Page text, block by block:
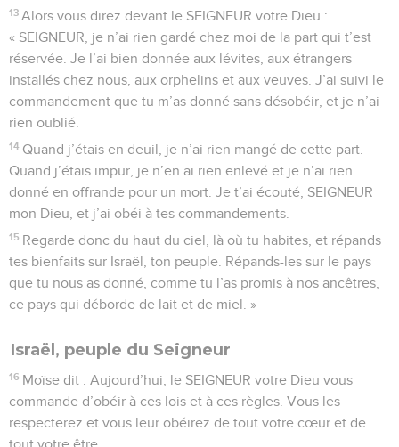
13 Alors vous direz devant le SEIGNEUR votre Dieu :
« SEIGNEUR, je n’ai rien gardé chez moi de la part qui t’est
réservée. Je l’ai bien donnée aux lévites, aux étrangers
installés chez nous, aux orphelins et aux veuves. J’ai suivi le
commandement que tu m’as donné sans désobéir, et je n’ai
rien oublié.
14 Quand j’étais en deuil, je n’ai rien mangé de cette part.
Quand j’étais impur, je n’en ai rien enlevé et je n’ai rien
donné en offrande pour un mort. Je t’ai écouté, SEIGNEUR
mon Dieu, et j’ai obéi à tes commandements.
15 Regarde donc du haut du ciel, là où tu habites, et répands
tes bienfaits sur Israël, ton peuple. Répands-les sur le pays
que tu nous as donné, comme tu l’as promis à nos ancêtres,
ce pays qui déborde de lait et de miel. »
Israël, peuple du Seigneur
16 Moïse dit : Aujourd’hui, le SEIGNEUR votre Dieu vous
commande d’obéir à ces lois et à ces règles. Vous les
respecterez et vous leur obéirez de tout votre cœur et de
tout votre être.